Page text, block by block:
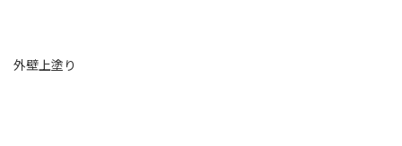
外壁上塗り